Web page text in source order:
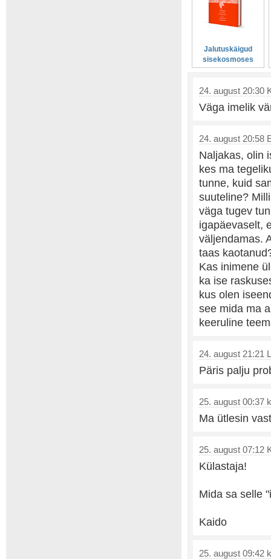
Jalutuskäigud
sisekosmoses
24. august 20:30
Väga imelik
24. august 20:58
Naljakas, olin
kes ma
tunne, kuid
suuteline?
väga tugev
igapäevaselt,
väljendamas.
taas
Kas inimene
ka ise
kus olen
see mida ma
keeruline
24. august 21:21
Päris palju
25. august 00:37
Ma ütlesin
25. august 07:12
Külastaja!
Mida sa selle
Kaido
25. august 09:42